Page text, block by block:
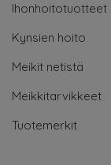
Ihonhoitotuotteet
Kynsien hoito
Meikit netistä
Meikkitarvikkeet
Tuotemerkit